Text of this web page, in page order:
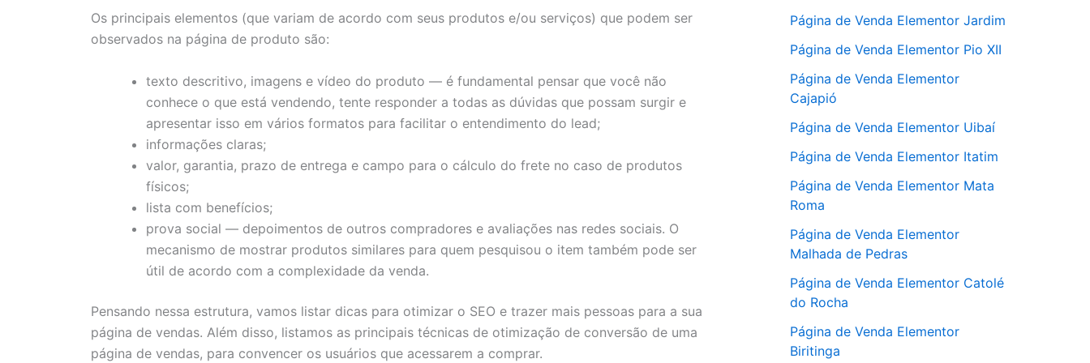
Os principais elementos (que variam de acordo com seus produtos e/ou serviços) que podem ser
observados na página de produto são:
texto descritivo, imagens e vídeo do produto — é fundamental pensar que você não
conhece o que está vendendo, tente responder a todas as dúvidas que possam surgir e
apresentar isso em vários formatos para facilitar o entendimento do lead;
informações claras;
valor, garantia, prazo de entrega e campo para o cálculo do frete no caso de produtos
físicos;
lista com benefícios;
prova social — depoimentos de outros compradores e avaliações nas redes sociais. O
mecanismo de mostrar produtos similares para quem pesquisou o item também pode ser
útil de acordo com a complexidade da venda.
Pensando nessa estrutura, vamos listar dicas para otimizar o SEO e trazer mais pessoas para a sua
página de vendas. Além disso, listamos as principais técnicas de otimização de conversão de uma
página de vendas, para convencer os usuários que acessarem a comprar.
Página de Venda Elementor Jardim
Página de Venda Elementor Pio XII
Página de Venda Elementor
Cajapió
Página de Venda Elementor Uibaí
Página de Venda Elementor Itatim
Página de Venda Elementor Mata
Roma
Página de Venda Elementor
Malhada de Pedras
Página de Venda Elementor Catolé
do Rocha
Página de Venda Elementor
Biritinga